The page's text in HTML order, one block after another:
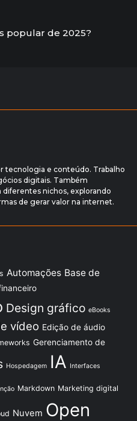
popular de 2025?
tecnologia e conteúdo. Trabalho
digitais. Também
nichos, explorando
de gerar valor na internet.
Automações Base de
Design gráfico eBooks
vídeo Edição de áudio
Gerenciamento de
Hospedagem IA Interfaces
Markdown Marketing digital
Nuvem Open